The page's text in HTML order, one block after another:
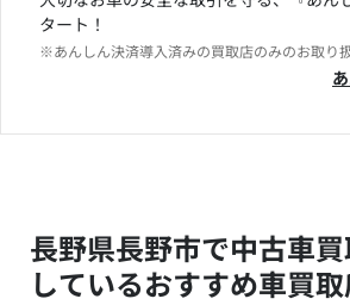
タート！
※あんしん決済導入済みの買取店のみのお取り
長野県長野市で中古車
しているおすすめ車買